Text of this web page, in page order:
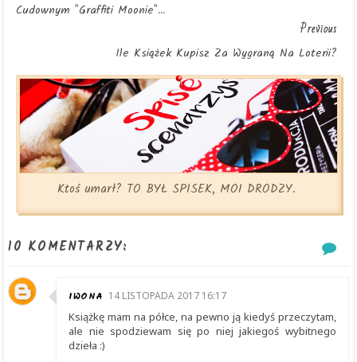
Cudownym "Graffiti Moonie"...
Previous
Ile Książek Kupisz Za Wygraną Na Loterii?
Ktoś umarł? TO BYŁ SPISEK, MOI DRODZY.
10 KOMENTARZY:
IWONA 14 LISTOPADA 2017 16:17
Książkę mam na półce, na pewno ją kiedyś przeczytam,
ale nie spodziewam się po niej jakiegoś wybitnego
dzieła :)